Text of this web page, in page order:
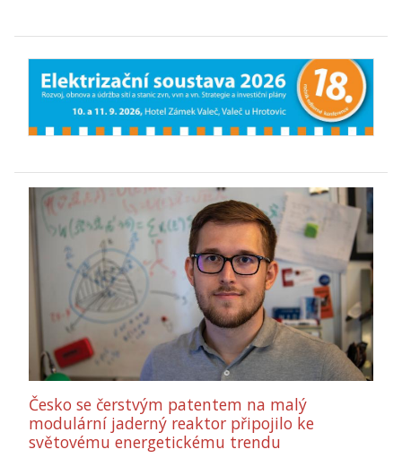
Česko se čerstvým patentem na malý
modulární jaderný reaktor připojilo ke
světovému energetickému trendu